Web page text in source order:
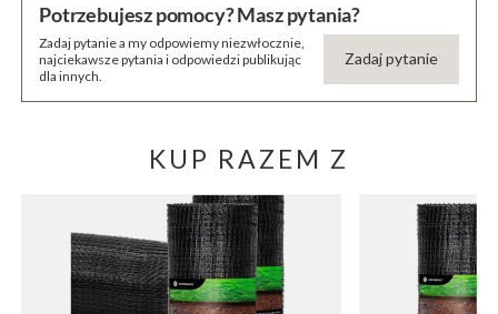
Potrzebujesz pomocy? Masz pytania?
Zadaj pytanie a my odpowiemy niezwłocznie,
najciekawsze pytania i odpowiedzi publikując
dla innych.
Zadaj pytanie
KUP RAZEM Z